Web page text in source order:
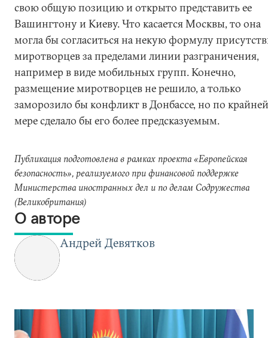
свою общую позицию и открыто представить ее
Вашингтону и Киеву. Что касается Москвы, то она
могла бы согласиться на некую формулу
миротворцев за пределами линии разграничения,
например в виде мобильных групп. Конечно,
размещение миротворцев не решило, а только
заморозило бы конфликт в Донбассе, но по крайней
мере сделало бы его более предсказуемым.
Публикация подготовлена в рамках проекта «Европейская
безопасность», реализуемого при финансовой поддержке
Министерства иностранных дел и по делам Содружества
(Великобритания)
О авторе
Андрей Девятков